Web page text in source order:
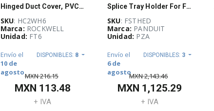
Hinged Duct Cover, PVC,2W X 6',White
SKU: HC2WH6
Marca: ROCKWELL
Unidad: FT6
Envío el
10 de
agosto
DISPONIBLES: 8
MXN216.15
MXN 113.48
+ IVA
Splice Tray Holder For FMT/FMD Use W/FST
SKU: FSTHED
Marca: PANDUIT
Unidad: PZA
Envío el
6 de
agosto
DISPONIBLES: 3
MXN2,143.46
MXN 1,125.29
+ IVA